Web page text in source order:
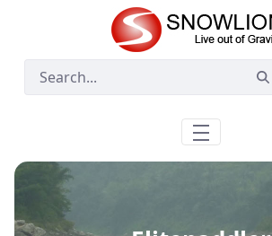
Skip to Main Content